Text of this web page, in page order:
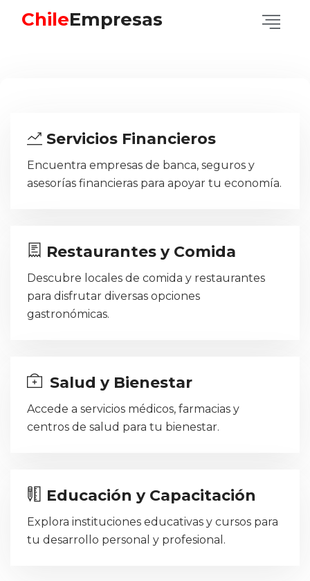
ChileEmpresas
Servicios Financieros
Encuentra empresas de banca, seguros y
asesorías financieras para apoyar tu economía.
Restaurantes y Comida
Descubre locales de comida y restaurantes
para disfrutar diversas opciones
gastronómicas.
Salud y Bienestar
Accede a servicios médicos, farmacias y
centros de salud para tu bienestar.
Educación y Capacitación
Explora instituciones educativas y cursos para
tu desarrollo personal y profesional.